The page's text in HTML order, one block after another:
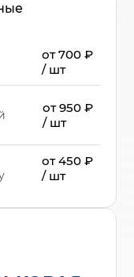
от 700 ₽
/ шт
от 950₽
/ шт
от 450 ₽
/ шт